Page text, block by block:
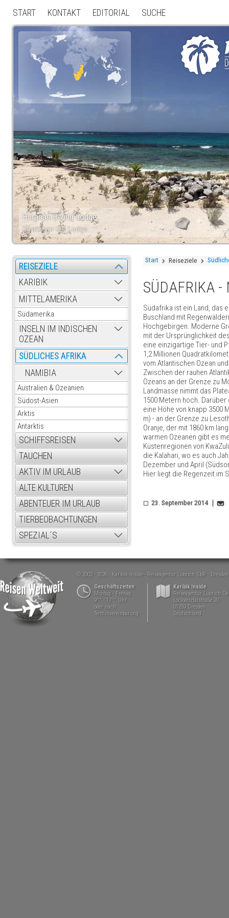
START KONTAKT EDITORIAL SUCHE
Huracan Diving Lodge
Strand vor der Lodge
REISEZIELE
KARIBIK
MITTELAMERIKA
Südamerika
INSELN IM INDISCHEN
OZEAN
SÜDLICHES AFRIKA
NAMIBIA
Australien & Ozeanien
Südost-Asien
Arktis
Antarktis
SCHIFFSREISEN
TAUCHEN
AKTIV IM URLAUB
ALTE KULTUREN
ABENTEUER IM URLAUB
TIERBEOBACHTUNGEN
SPEZIAL´S
Start Reiseziele
SÜDAFRIKA -
Südafrika ist ein Land, das
Buschland mit
Hochgebirgen. Moderne
mit der Ursprünglichkeit
eine einzigartige Tier- und
1,2 Millionen
vom Atlantischen Ozean
Zwischen der rauhen
Ozeans an der Grenze zu
Landmasse nimmt das
1500 Metern hoch.
eine Höhe von knapp 3500
m) - an der Grenze zu
Oranje, der mit 1860 km
warmen Ozeanen gibt es
Küstenregionen von
die Kalahari, wo es auch
Dezember und April
Hier liegt die Regenzeit im
23. September 2014
© 2002 - 2026 Karibik Inside - Reiseagentur Lubrich GbR
Dresden
Geschäftszeiten
Montag - Freitag
9°° - 17°° Uhr
oder nach
Terminvereinbarung
Karibik Inside
Reiseagentur Lubrich
Lockwitztalstraße 20
01259 Dresden
Deutschland